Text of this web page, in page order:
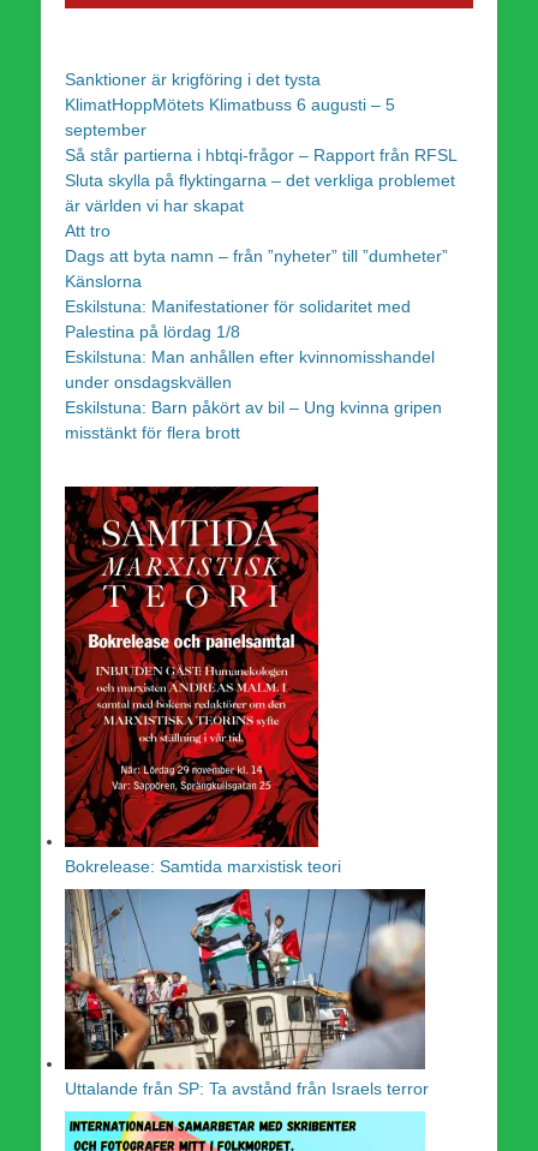
Sanktioner är krigföring i det tysta
KlimatHoppMötets Klimatbuss 6 augusti – 5
september
Så står partierna i hbtqi-frågor – Rapport från RFSL
Sluta skylla på flyktingarna – det verkliga problemet
är världen vi har skapat
Att tro
Dags att byta namn – från ”nyheter” till ”dumheter”
Känslorna
Eskilstuna: Manifestationer för solidaritet med
Palestina på lördag 1/8
Eskilstuna: Man anhållen efter kvinnomisshandel
under onsdagskvällen
Eskilstuna: Barn påkört av bil – Ung kvinna gripen
misstänkt för flera brott
Bokrelease: Samtida marxistisk teori
Uttalande från SP: Ta avstånd från Israels terror